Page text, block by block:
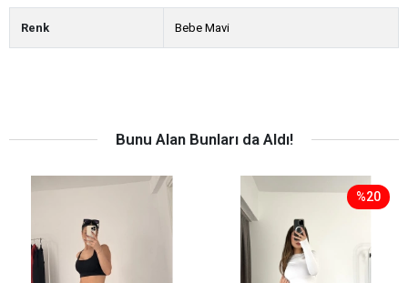
Renk Bebe Mavi
Bunu Alan Bunları da Aldı!
%20